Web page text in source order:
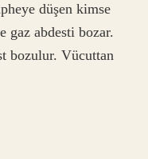
düşen kimse
gaz abdesti bozar.
bozulur. Vücuttan